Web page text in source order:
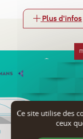
Bien-êtrePlus d'infos
Ce site utilise des
ceux